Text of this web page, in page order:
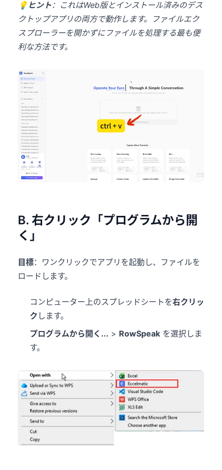
💡ヒント：これはWeb版とインストール済みのデス
クトップアプリの両方で動作します。ファイルエク
スプローラーを開かずにファイルを処理する最も便
利な方法です。
B. 右クリック「プログラムから開
く」
目標：ワンクリックでアプリを起動し、ファイルを
ロードします。
コンピューター上のスプレッドシートを右クリッ
ク します。
プログラムから開く... > RowSpeak を選択しま
す。